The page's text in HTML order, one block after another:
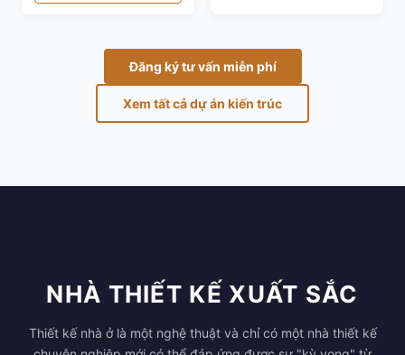
Đăng ký tư vấn miễn phí
Xem tất cả dự án kiến trúc
NHÀ THIẾT KẾ XUẤT SẮC
Thiết kế nhà ở là một nghệ thuật và chỉ có một nhà thiết kế